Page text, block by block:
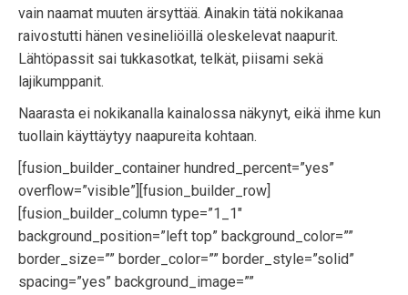
vain naamat muuten ärsyttää. Ainakin tätä nokikanaa
raivostutti hänen vesineliöillä oleskelevat naapurit.
Lähtöpassit sai tukkasotkat, telkät, piisami sekä
lajikumppanit.
Naarasta ei nokikanalla kainalossa näkynyt, eikä ihme kun
tuollain käyttäytyy naapureita kohtaan.
[fusion_builder_container hundred_percent=”yes”
overflow=”visible”][fusion_builder_row]
[fusion_builder_column type=”1_1″
background_position=”left top” background_color=””
border_size=”” border_color=”” border_style=”solid”
spacing=”yes” background_image=””